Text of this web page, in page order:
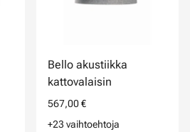
Bello akustiikka
kattovalaisin
567,00 €
+23 vaihtoehtoja